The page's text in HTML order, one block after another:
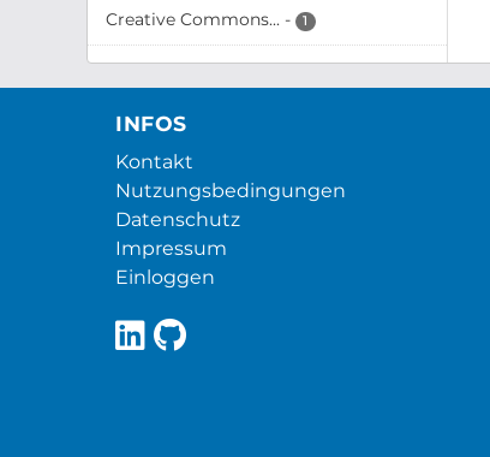
Creative Commons... - 1
INFOS
Kontakt
Nutzungsbedingungen
Datenschutz
Impressum
Einloggen